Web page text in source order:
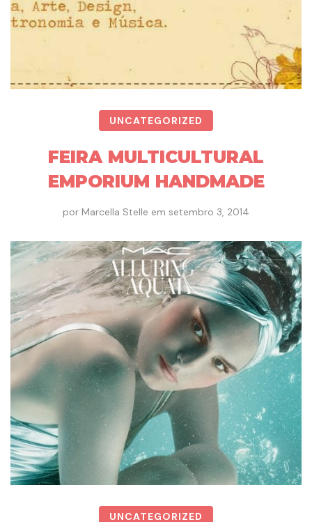
UNCATEGORIZED
FEIRA MULTICULTURAL
EMPORIUM HANDMADE
por Marcella Stelle em setembro 3, 2014
UNCATEGORIZED